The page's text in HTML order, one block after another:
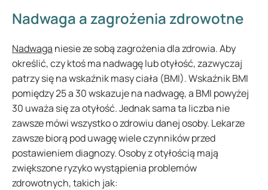
Nadwaga a zagrożenia zdrowotne
Nadwaga niesie ze sobą zagrożenia dla zdrowia. Aby
określić, czy ktoś ma nadwagę lub otyłość, zazwyczaj
patrzy się na wskaźnik masy ciała (BMI). Wskaźnik BMI
pomiędzy 25 a 30 wskazuje na nadwagę, a BMI powyżej
30 uważa się za otyłość. Jednak sama ta liczba nie
zawsze mówi wszystko o zdrowiu danej osoby. Lekarze
zawsze biorą pod uwagę wiele czynników przed
postawieniem diagnozy. Osoby z otyłością mają
zwiększone ryzyko wystąpienia problemów
zdrowotnych, takich jak: